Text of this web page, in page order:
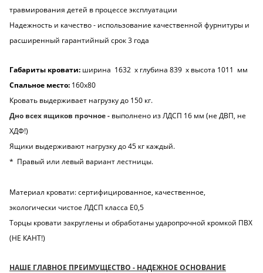
травмирования детей в процессе эксплуатации
Надежность и качество - использование качественной фурнитуры и
расширенный гарантийный срок 3 года
Габариты кровати: ширина 1632 х глубина 839 х высота 1011 мм
Спальное место: 160х80
Кровать выдерживает нагрузку до 150 кг.
Дно всех ящиков прочное - выполнено из ЛДСП 16 мм (не ДВП, не
ХДФ!)
Ящики выдерживают нагрузку до 45 кг каждый.
* Правый или левый вариант лестницы.
Материал кровати: сертифицированное, качественное,
экологически чистое ЛДСП класса Е0,5
Торцы кровати закруглены и обработаны ударопрочной кромкой ПВХ
(НЕ КАНТ!)
НАШЕ ГЛАВНОЕ ПРЕИМУЩЕСТВО - НАДЕЖНОЕ ОСНОВАНИЕ